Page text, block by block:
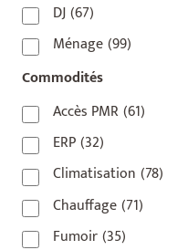
75020
92110(1)
92800(1)
93
(1)
93 420(1)
93100(1)
93200
93500 (1)
DJ(67)
Ménage(99)
Commodités
Accès PMR (61)
ERP(32)
Climatisation (78)
Chauffage(71)
Fumoir(35)